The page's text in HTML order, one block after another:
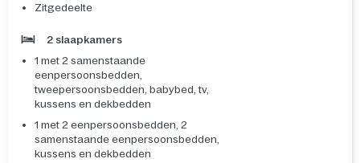
Zitgedeelte
2 slaapkamers
1 met 2 samenstaande
eenpersoonsbedden,
tweepersoonsbedden, babybed, tv,
kussens en dekbedden
1 met 2 eenpersoonsbedden, 2
samenstaande eenpersoonsbedden,
kussens en dekbedden